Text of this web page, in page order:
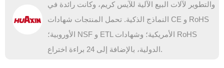
والتطوير لآلات البيع الآلية للآيس كريم، وكانت رائدة في
النماذج الذكية. تحمل المنتجات شهادات CE و RoHS
الأوروبية؛ NSF و ETL الأمريكية؛ وشهادات RoHS
الدولية، بالإضافة إلى 24 براءة اختراع.